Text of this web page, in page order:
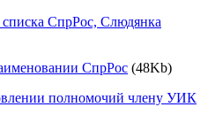
СпрРос, Слюдянка
СпрРос (48Kb)
полномочий члену УИК